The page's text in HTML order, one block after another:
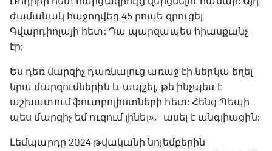
ժամանակ հաջողվեց 45 րոպե զրուցել
Գվարդիոլայի հետ: Դա պարզապես հիասքանչ
էր:
Ես դեռ մարզիչ դառնալուց առաջ էի ներկա եղել
նրա մարզումներին և ապշել, թե ինչպես է
աշխատում ֆուտբոլիստների հետ: Հենց Պեպի
պես մարզիչ եմ ուզում լինել»,- ասել է անգլիացին:
Լեմպարդը 2024 թվականի նոյեմբերին